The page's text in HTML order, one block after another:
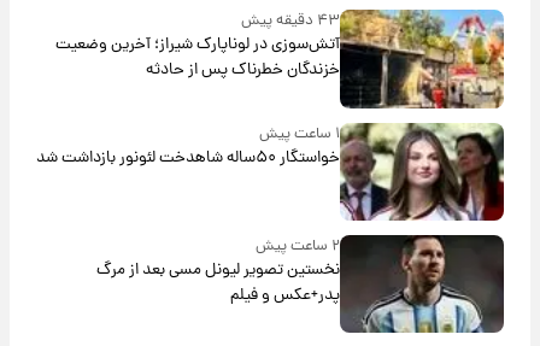
۴۳ دقیقه پیش
آتش‌سوزی در لوناپارک شیراز؛ آخرین وضعیت
خزندگان خطرناک پس از حادثه
۱ ساعت پیش
خواستگار ۵۰ساله شاهدخت لئونور بازداشت شد
۲ ساعت پیش
نخستین تصویر لیونل مسی بعد از مرگ
پدر+عکس و فیلم